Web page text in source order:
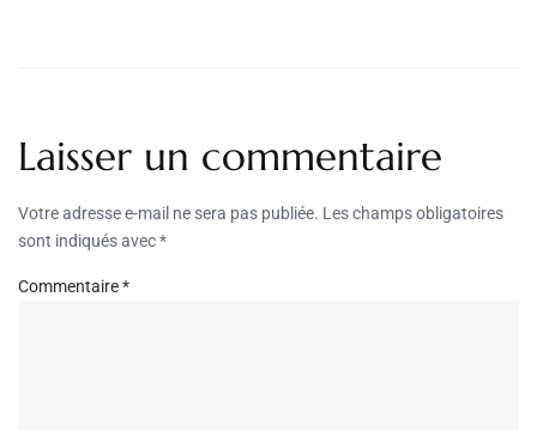
Laisser un commentaire
Votre adresse e-mail ne sera pas publiée. Les champs obligatoires
sont indiqués avec*
Commentaire*